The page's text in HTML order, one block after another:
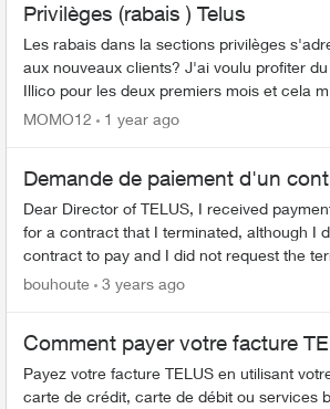
Privilèges (rabais ) Telus
Les rabais dans la sections privilèges
aux nouveaux clients? J'ai voulu profiter du rabais à 5$ pour
Illico pour les deux premiers mois et cela
j'essaie de ...
MOMO12 1 year ago
Demande de paiement d'un
Dear Director of TELUS, I received payment from your services
for a contract that I terminated, although I
contract to pay and I did not request the
contract. I...
bouhoute 3 years ago
Comment payer votre facture
Payez votre facture TELUS en utilisant
carte de crédit, carte de débit ou services